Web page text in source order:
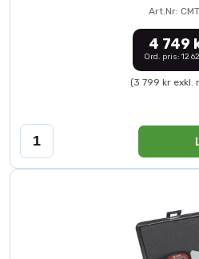
Art.Nr:
4 749
Ord. pris: 12
(3 799 kr exkl.